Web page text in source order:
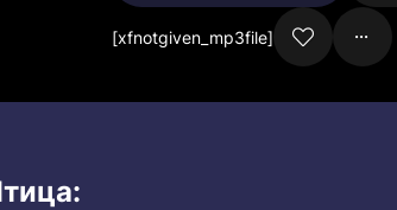
[xfnotgiven_mp3file]